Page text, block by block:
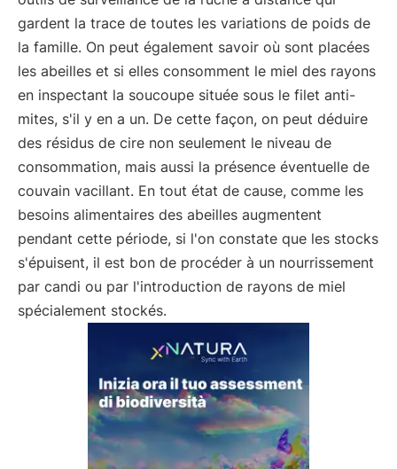
gardent la trace de toutes les variations de poids de
la famille. On peut également savoir où sont placées
les abeilles et si elles consomment le miel des rayons
en inspectant la soucoupe située sous le filet anti-
mites, s'il y en a un. De cette façon, on peut déduire
des résidus de cire non seulement le niveau de
consommation, mais aussi la présence éventuelle de
couvain vacillant. En tout état de cause, comme les
besoins alimentaires des abeilles augmentent
pendant cette période, si l'on constate que les stocks
s'épuisent, il est bon de procéder à un nourrissement
par candi ou par l'introduction de rayons de miel
spécialement stockés.